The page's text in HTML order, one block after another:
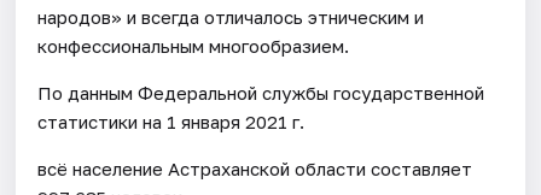
народов» и всегда отличалось этническим и
конфессиональным многообразием.
По данным Федеральной службы государственной
статистики на 1 января 2021 г.
всё население Астраханской области составляет